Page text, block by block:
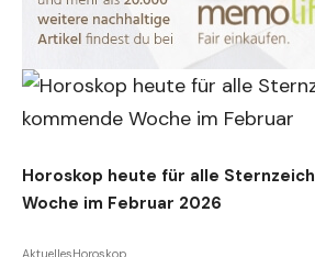
Horoskop heute für alle
Woche im Februar 2026